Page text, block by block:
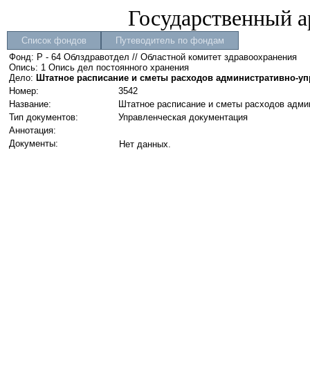
Государственный
Список фондов
Путеводитель по фондам
Фонд: Р - 64 Облздравотдел // Областной комитет здравоохранения
Опись: 1 Опись дел постоянного хранения
Дело: Штатное расписание и сметы расходов административно-
Номер:
3542
Название:
Штатное расписание и сметы расходов
Тип документов:
Управленческая документация
Аннотация:
Документы:
Нет данных.